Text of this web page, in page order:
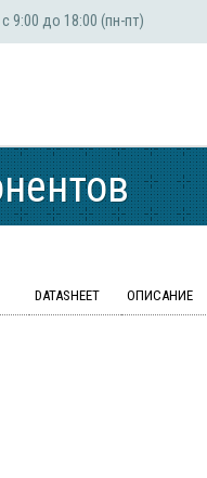
с 9:00 до 18:00 (пн-пт)
DATASHEET ОПИСАНИЕ